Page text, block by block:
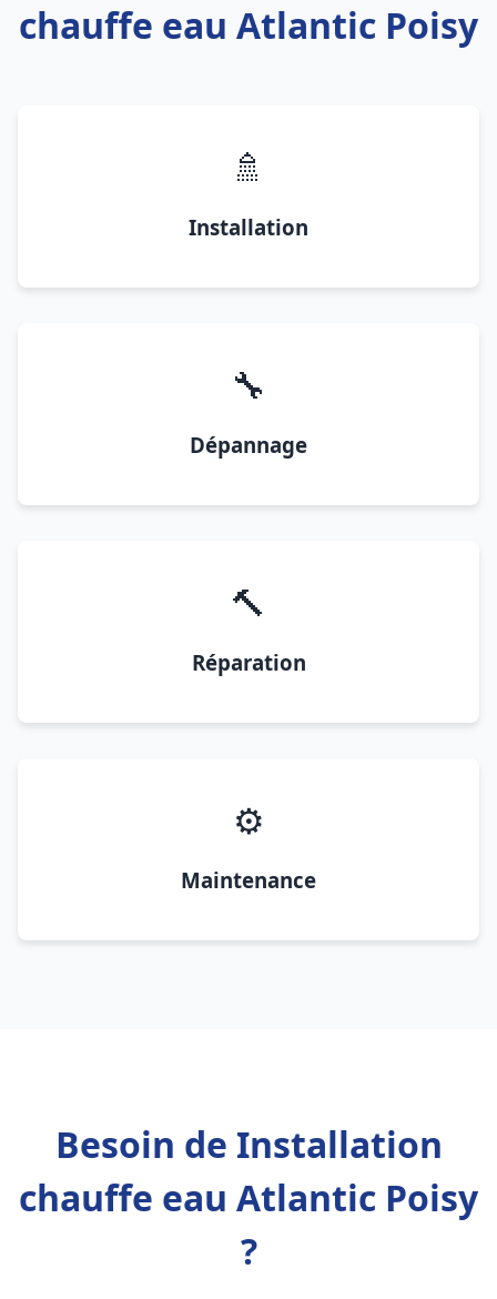
chauffe eau Atlantic Poisy
🚿
Installation
🔧
Dépannage
🔨
Réparation
⚙️
Maintenance
Besoin de Installation
chauffe eau Atlantic Poisy
?